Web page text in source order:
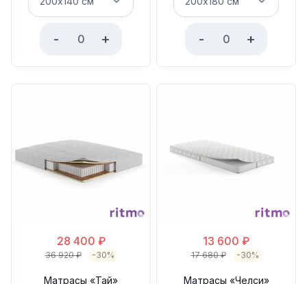
- + - +
28 400 ₽
36 920₽ -30%
Матрасы «Тай»
13 600 ₽
17 680₽ -30%
Матрасы «Челси»